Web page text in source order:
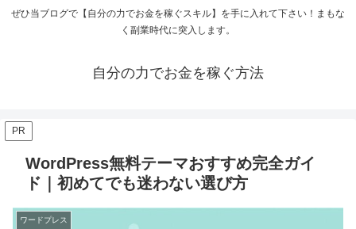
ぜひ当ブログで【自分の力でお金を稼ぐスキル】を手に入れて下さい！まもな
く副業時代に突入します。
自分の力でお金を稼ぐ方法
PR
WordPress無料テーマおすすめ完全ガイ
ド｜初めてでも迷わない選び方
ワードプレス